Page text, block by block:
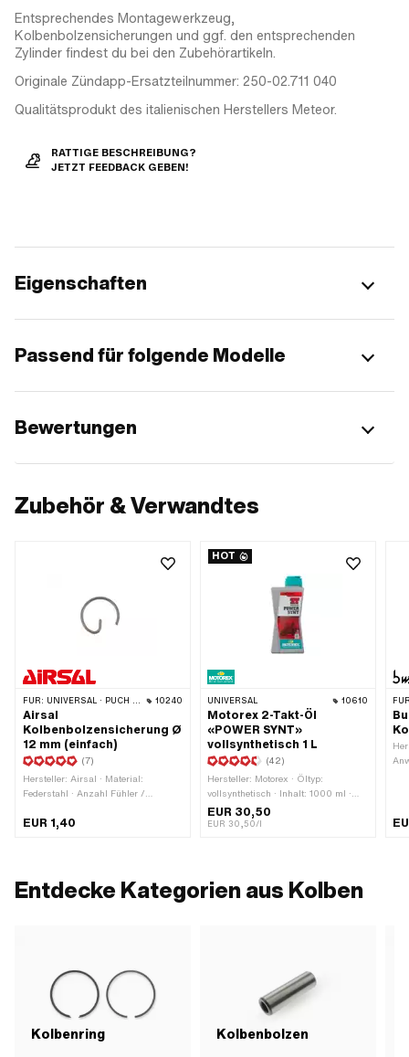
Entsprechendes Montagewerkzeug,
Kolbenbolzensicherungen und ggf. den entsprechenden
Zylinder findest du bei den Zubehörartikeln.
Originale Zündapp-Ersatzteilnummer: 250-02.711 040
Qualitätsprodukt des italienischen Herstellers Meteor.
RATTIGE BESCHREIBUNG?
JETZT FEEDBACK GEBEN!
Eigenschaften
Passend für folgende Modelle
Bewertungen
Zubehör & Verwandtes
FÜR: UNIVERSAL · PUCH · SACHS · PONY / CILO (BETA 521 & 512) · PIAGGIO · SOLEX · TOMOS · BYE BIKE · ALPA CHOPPER / TURBO · CILO · DKW · FANTIC · GARELLI · HONDA · HERCULES · ILO / JLO · KREIDLER · MALAGUTI · MBK / MOTOBÉCANE · MIELE · SUZUKI · MONARK · PEUGEOT · VICTORIA · YAMAHA 10240
Airsal
Kolbenbolzensicherung Ø
12 mm (einfach)
(7)
Hersteller: Airsal · Material:
Federstahl · Anzahl Fühler /
EUR 1,40
HOT
UNIVERSAL 10610
Motorex 2-Takt-Öl
«POWER SYNT»
vollsynthetisch 1 L
(42)
Hersteller: Motorex · Öltyp:
vollsynthetisch · Inhalt: 1000 ml ·
Farbe: rot
EUR 30,50
EUR 30,50/l
Entdecke Kategorien aus Kolben
Kolbenring Kolbenbolzen